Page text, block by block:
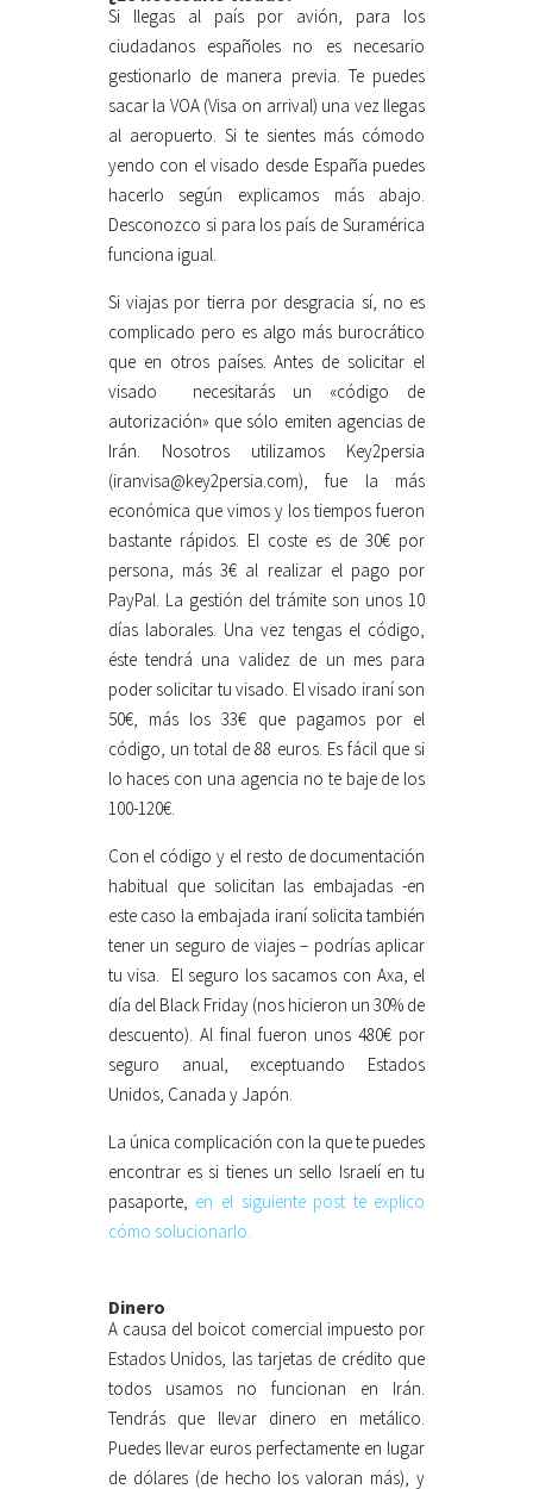
Si llegas al país por avión, para los
ciudadanos españoles no es necesario
gestionarlo de manera previa. Te puedes
sacar la VOA (Visa on arrival) una vez llegas
al aeropuerto. Si te sientes más cómodo
yendo con el visado desde España puedes
hacerlo según explicamos más abajo.
Desconozco si para los país de Suramérica
funciona igual.
Si viajas por tierra por desgracia sí, no es
complicado pero es algo más burocrático
que en otros países. Antes de solicitar el
visado necesitarás un «código de
autorización» que sólo emiten agencias de
Irán. Nosotros utilizamos Key2persia
(iranvisa@key2persia.com), fue la más
económica que vimos y los tiempos fueron
bastante rápidos. El coste es de 30€ por
persona, más 3€ al realizar el pago por
PayPal. La gestión del trámite son unos 10
días laborales. Una vez tengas el código,
éste tendrá una validez de un mes para
poder solicitar tu visado. El visado iraní son
50€, más los 33€ que pagamos por el
código, un total de 88 euros. Es fácil que si
lo haces con una agencia no te baje de los
100-120€.
Con el código y el resto de documentación
habitual que solicitan las embajadas -en
este caso la embajada iraní solicita también
tener un seguro de viajes – podrías aplicar
tu visa. El seguro los sacamos con Axa, el
día del Black Friday (nos hicieron un 30% de
descuento). Al final fueron unos 480€ por
seguro anual, exceptuando Estados
Unidos, Canada y Japón.
La única complicación con la que te puedes
encontrar es si tienes un sello Israelí en tu
pasaporte, en el siguiente post te explico
cómo solucionarlo.
Dinero
A causa del boicot comercial impuesto por
Estados Unidos, las tarjetas de crédito que
todos usamos no funcionan en Irán.
Tendrás que llevar dinero en metálico.
Puedes llevar euros perfectamente en lugar
de dólares (de hecho los valoran más), y